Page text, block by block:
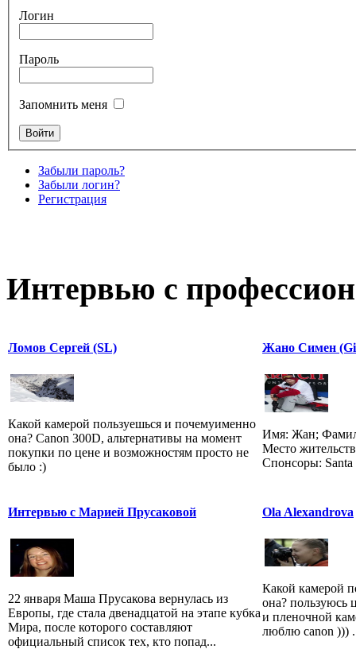
Логин
Пароль
Запомнить меня
Забыли пароль?
Забыли логин?
Регистрация
Интервью с
Ломов Сергей (SL)
Какой камерой пользуешься и почемуименно
она? Canon 300D, альтернативы на момент
покупки по цене и возможностям просто не
было :)
Жано Симен
Имя: Жан;
Место
Спонсоры: Santa
Интервью с Марией Прусаковой
22 января Маша Прусакова вернулась из
Европы, где стала двенадцатой на этапе кубка
Мира, после которого составляют
официальный список тех, кто попад...
Ola Alexandrova
Какой камерой
она? пользуюсь
и пленочной
люблю canon )))